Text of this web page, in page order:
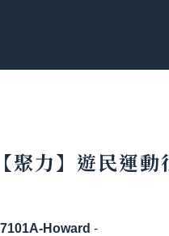
【聚力】遊民運
Howard -